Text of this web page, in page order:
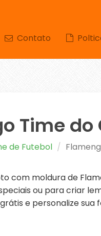
Contato
Time do
de Futebol
com moldura de
ou para criar
e personalize sua